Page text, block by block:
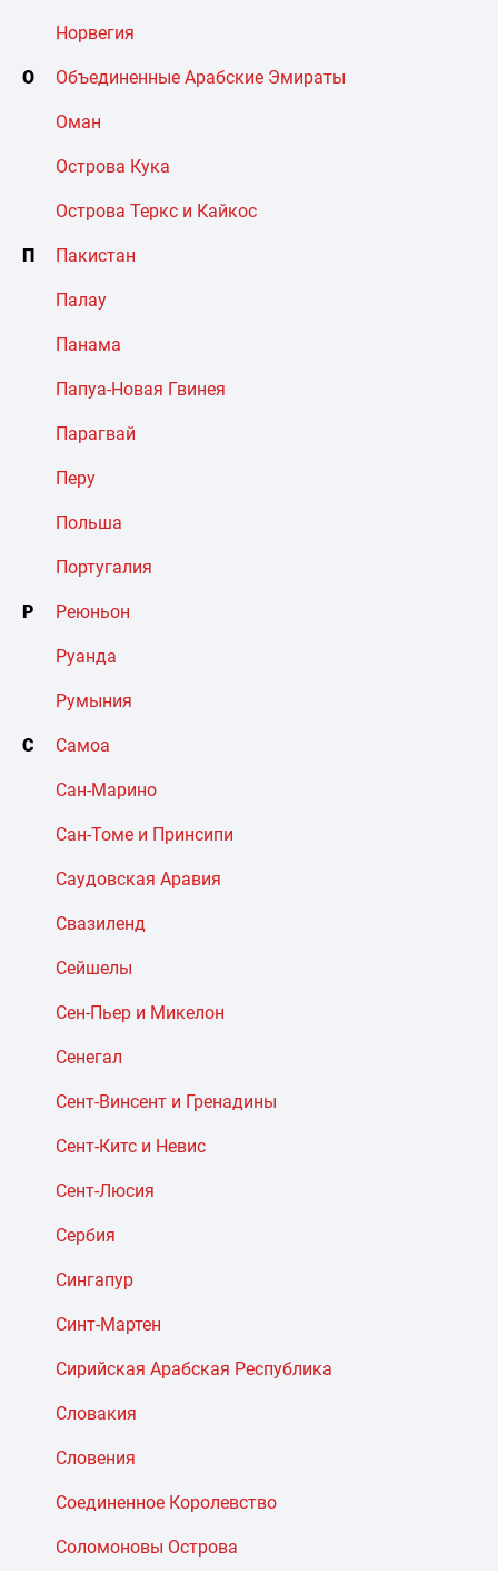
Норвегия
О Объединенные Арабские Эмираты
Оман
Острова Кука
Острова Теркс и Кайкос
П Пакистан
Палау
Панама
Папуа-Новая Гвинея
Парагвай
Перу
Польша
Португалия
Р Реюньон
Руанда
Румыния
С Самоа
Сан-Марино
Сан-Томе и Принсипи
Саудовская Аравия
Свазиленд
Сейшелы
Сен-Пьер и Микелон
Сенегал
Сент-Винсент и Гренадины
Сент-Китс и Невис
Сент-Люсия
Сербия
Сингапур
Синт-Мартен
Сирийская Арабская Республика
Словакия
Словения
Соединенное Королевство
Соломоновы Острова